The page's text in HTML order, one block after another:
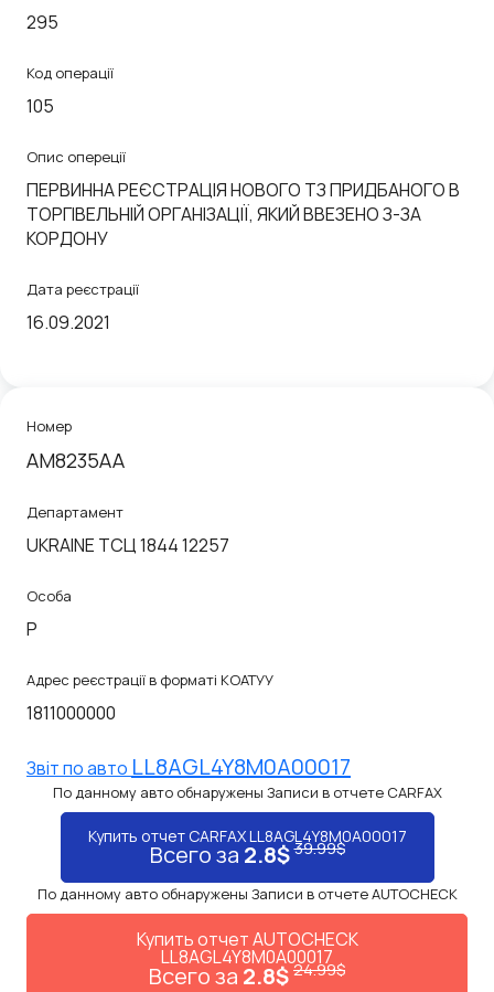
295
Код операції
105
Опис опереції
ПЕРВИННА РЕЄСТРАЦІЯ НОВОГО ТЗ ПРИДБАНОГО В
ТОРГІВЕЛЬНІЙ ОРГАНІЗАЦІЇ, ЯКИЙ ВВЕЗЕНО З-ЗА
КОРДОНУ
Дата реєстрації
16.09.2021
Номер
AM8235AA
Департамент
UKRAINE ТСЦ 1844 12257
Особа
P
Адрес реєстрації в форматі КОАТУУ
1811000000
Звiт по авто LL8AGL4Y8M0A00017
По данному авто обнаружены Записи в отчете CARFAX
Купить отчет CARFAX LL8AGL4Y8M0A00017
Всего за 2.8$39.99$
По данному авто обнаружены Записи в отчете AUTOCHECK
Купить отчет AUTOCHECK
LL8AGL4Y8M0A00017
Всего за 2.8$24.99$